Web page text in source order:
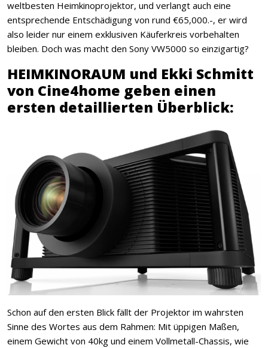
weltbesten Heimkinoprojektor, und verlangt auch eine
entsprechende Entschädigung von rund €65,000.-, er wird
also leider nur einem exklusiven Käuferkreis vorbehalten
bleiben. Doch was macht den Sony VW5000 so einzigartig?
HEIMKINORAUM und Ekki Schmitt
von Cine4home geben einen
ersten detaillierten Überblick:
Schon auf den ersten Blick fällt der Projektor im wahrsten
Sinne des Wortes aus dem Rahmen: Mit üppigen Maßen,
einem Gewicht von 40kg und einem Vollmetall-Chassis, wie